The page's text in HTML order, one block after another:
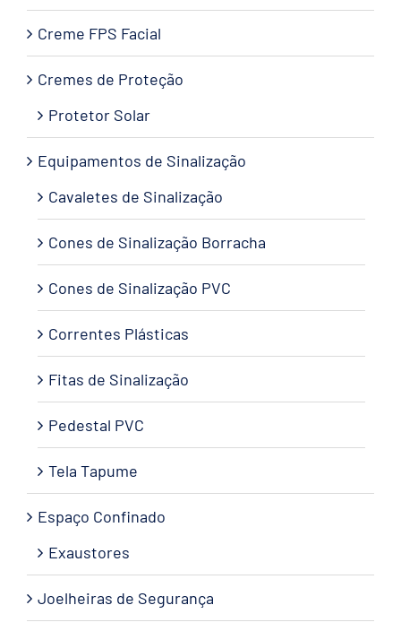
Creme FPS Facial
Cremes de Proteção
Protetor Solar
Equipamentos de Sinalização
Cavaletes de Sinalização
Cones de Sinalização Borracha
Cones de Sinalização PVC
Correntes Plásticas
Fitas de Sinalização
Pedestal PVC
Tela Tapume
Espaço Confinado
Exaustores
Joelheiras de Segurança